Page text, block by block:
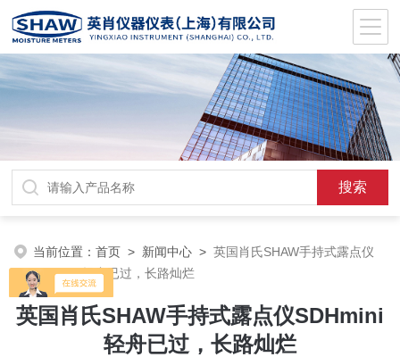
当前位置：首页 > 新闻中心 >英国肖氏SHAW手持式露点仪
SDHmini轻舟已过，长路灿烂
英国肖氏SHAW手持式露点仪SDHmini
轻舟已过，长路灿烂